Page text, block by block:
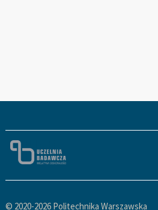
© 2020-2026 Politechnika Warszawska